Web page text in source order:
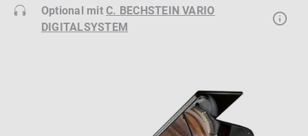
Optional mitC. BECHSTEIN VARIO
DIGITALSYSTEM